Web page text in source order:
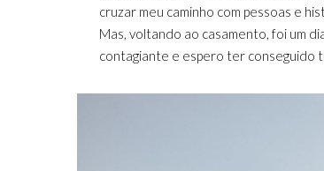
cruzar meu caminho com pessoas e
Mas, voltando ao casamento, foi um
contagiante e espero ter conseguido